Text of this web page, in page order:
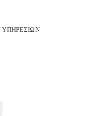
ΥΠΗΡΕΣΙΩΝ